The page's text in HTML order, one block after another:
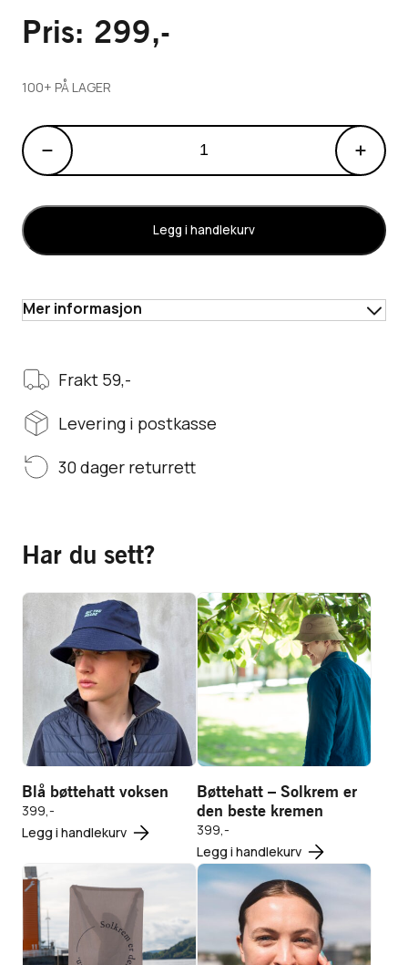
Pris: 299,-
100+ PÅ LAGER
Bøttehatt
til
barn
antall
Legg i handlekurv
Mer informasjon
Frakt 59,-
Levering i postkasse
30 dager returrett
Har du sett?
Blå bøttehatt voksen
399,-
Legg i handlekurv
Blå
bøttehatt
voksen
Vis
produkt
399,-
handlekurv
Bøttehatt – Solkrem er
den beste kremen
399,-
Legg i handlekurv
Bøttehatt
-
Solkrem
er den
beste
kremen
Vis
produkt
399,-
handlekurv
Badelaken
Vis
produkt
Pakketilbud:
Superfreshe
midlertidige
tatoveringer
Vis produkt